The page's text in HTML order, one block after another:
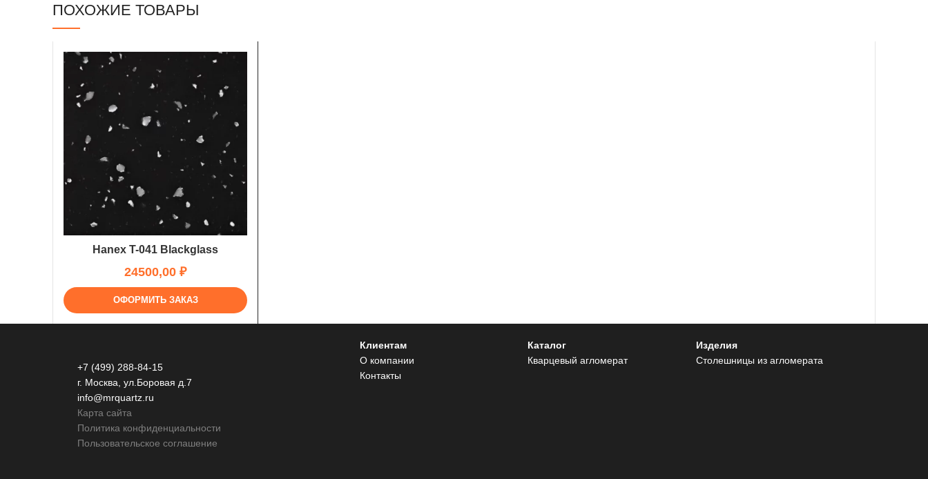
ПОХОЖИЕ ТОВАРЫ
Hanex T-041 Blackglass
₽
ОФОРМИТЬ ЗАКАЗ
+7 (499) 288-84-15
г. Москва, ул.Боровая д.7
info@mrquartz.ru
Карта сайта
Политика конфиденциальности
Пользовательское соглашение
Клиентам
О компании
Контакты
Каталог
Кварцевый агломерат
Изделия
Столешницы из агломерата